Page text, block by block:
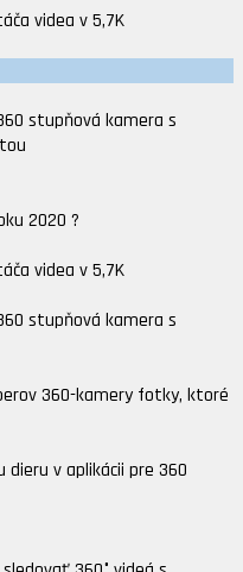
videa v 5,7K
stupňová kamera s
2020 ?
videa v 5,7K
stupňová kamera s
360-kamery fotky, ktoré
v aplikácii pre 360